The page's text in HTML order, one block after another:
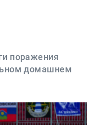
поражения
домашнем